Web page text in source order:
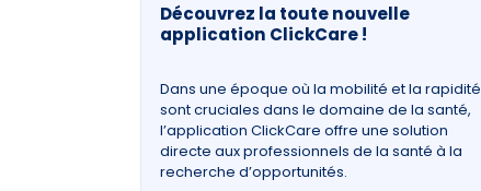
Découvrez la toute nouvelle
application ClickCare !
Dans une époque où la mobilité et la rapidité
sont cruciales dans le domaine de la santé,
l’application ClickCare offre une solution
directe aux professionnels de la santé à la
recherche d’opportunités.